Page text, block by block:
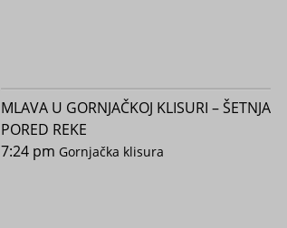
MLAVA U GORNJAČKOJ KLISURI – ŠETNJA
PORED REKE
7:24 pm Gornjačka klisura